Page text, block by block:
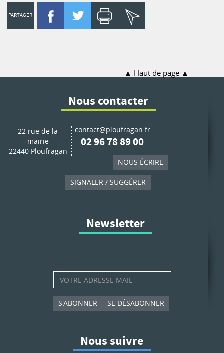
PARTAGER
Haut de page
Nous contacter
22 rue de la
mairie
22440 Ploufragan
contact@ploufragan.fr
02 96 78 89 00
NOUS ÉCRIRE
SIGNALER / SUGGÉRER
Newsletter
S'ABONNER SE DÉSABONNER
Nous suivre